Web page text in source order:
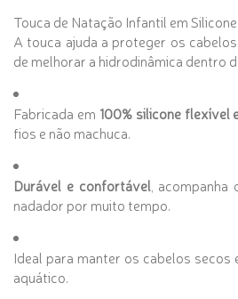
Touca de Natação Infantil em
A touca ajuda a proteger os
de melhorar a hidrodinâmica dentro
Fabricada em 100% silicone flexível
fios e não machuca.
Durável e confortável, acompanha
nadador por muito tempo.
Ideal para manter os cabelos secos
aquático.